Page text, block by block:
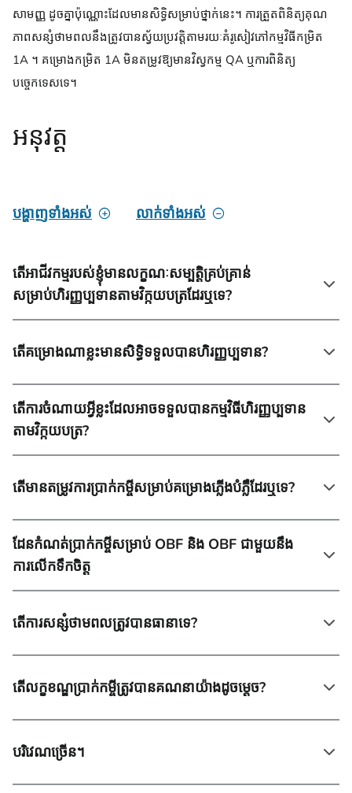
សាមញ្ញ ដូចគ្នាប៉ុណ្ណោះដែលមានសិទ្ធិសម្រាប់ថ្នាក់នេះ។ ការត្រួតពិនិត្យគុណ
ភាពសន្សំថាមពលនឹងត្រូវបានស្វ័យប្រវត្តិតាមរយៈគំរូសៀវភៅកម្មវិធីកម្រិត
1A ។ គម្រោងកម្រិត 1A មិនតម្រូវឱ្យមានវិស្វកម្ម QA ឬការពិនិត្យ
បច្ចេកទេសទេ។
អនុវត្ត
បង្ហាញទាំងអស់ លាក់ទាំងអស់
តើអាជីវកម្មរបស់ខ្ញុំមានលក្ខណៈសម្បត្តិគ្រប់គ្រាន់
សម្រាប់ហិរញ្ញប្បទានតាមវិក្កយបត្រដែរឬទេ?
តើគម្រោងណាខ្លះមានសិទ្ធិទទួលបានហិរញ្ញប្បទាន?
តើការចំណាយអ្វីខ្លះដែលអាចទទួលបានកម្មវិធីហិរញ្ញប្បទាន
តាមវិក្កយបត្រ?
តើមានតម្រូវការប្រាក់កម្ចីសម្រាប់គម្រោងភ្លើងបំភ្លឺដែរឬទេ?
ដែនកំណត់ប្រាក់កម្ចីសម្រាប់ OBF និង OBF ជាមួយនឹង
ការលើកទឹកចិត្ត
តើការសន្សំថាមពលត្រូវបានធានាទេ?
តើលក្ខខណ្ឌប្រាក់កម្ចីត្រូវបានគណនាយ៉ាងដូចម្តេច?
បរិវេណច្រើន។